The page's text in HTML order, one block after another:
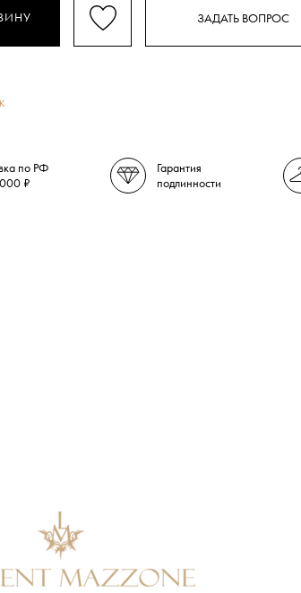
ЗАДАТЬ ВОПРОС
по РФ
₽
Гарантия
подлинности